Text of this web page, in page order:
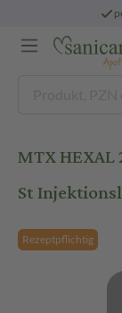
MTX
St
Rezeptpflichtig